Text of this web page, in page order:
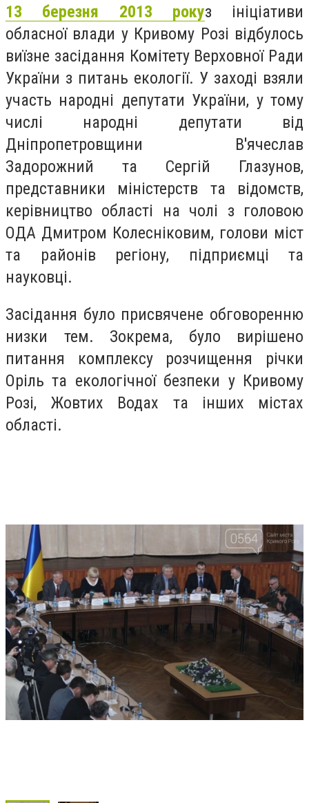
13 березня 2013 рокуз ініціативи
обласної влади у Кривому Розі відбулось
виїзне засідання Комітету Верховної Ради
України з питань екології. У заході взяли
участь народні депутати України, у тому
числі народні депутати від
Дніпропетровщини В'ячеслав
Задорожний та Сергій Глазунов,
представники міністерств та відомств,
керівництво області на чолі з головою
ОДА Дмитром Колесніковим, голови міст
та районів регіону, підприємці та
науковці.
Засідання було присвячене обговоренню
низки тем. Зокрема, було вирішено
питання комплексу розчищення річки
Оріль та екологічної безпеки у Кривому
Розі, Жовтих Водах та інших містах
області.